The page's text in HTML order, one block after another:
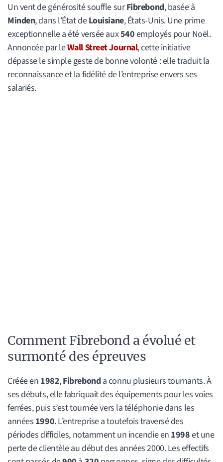
Un vent de générosité souffle surFibrebond, basée à
Minden, dans l’État deLouisiane, États-Unis. Une prime
exceptionnelle a été versée aux540employés pour Noël.
Annoncée par leWall Street Journal, cette initiative
dépasse le simple geste de bonne volonté : elle traduit la
reconnaissance et la fidélité de l’entreprise envers ses
salariés.
Comment Fibrebond a évolué et
surmonté des épreuves
Créée en 1982,Fibrebonda connu plusieurs tournants. À
ses débuts, elle fabriquait des équipements pour les voies
ferrées, puis s’est tournée vers la téléphonie dans les
années 1990. L’entreprise a toutefois traversé des
périodes difficiles, notamment un incendie en 1998et une
perte de clientèle au début des années 2000. Les effectifs